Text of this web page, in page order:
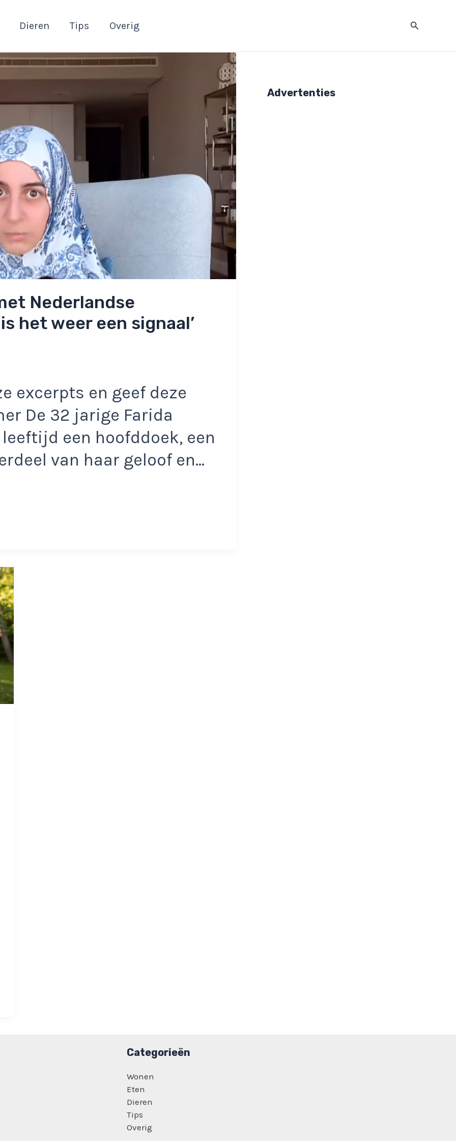
Dieren Tips Overig Zoeken
Nederlandse
het weer een signaal’
excerpts en geef deze
De 32 jarige Farida
een hoofddoek, een
van haar geloof en…
Advertenties
Categorieën
Wonen
Eten
Dieren
Tips
Overig